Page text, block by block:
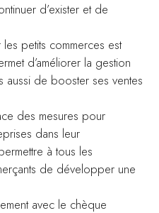
d’exister et de
petits commerces est
d’améliorer la gestion
aussi de booster ses ventes
des mesures pour
dans leur
à tous les
de développer une
avec le chèque